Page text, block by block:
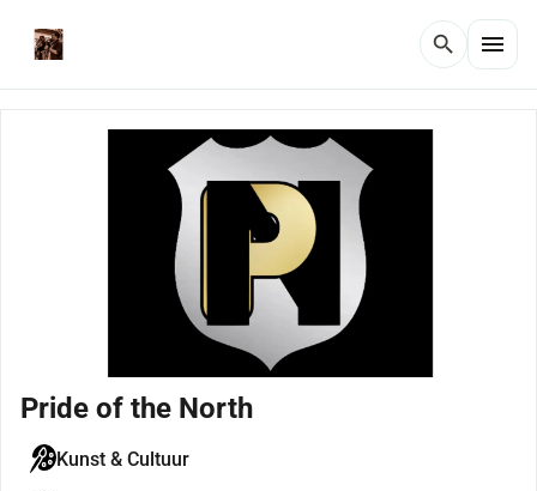
search menu
Pride of the North
Kunst & Cultuur